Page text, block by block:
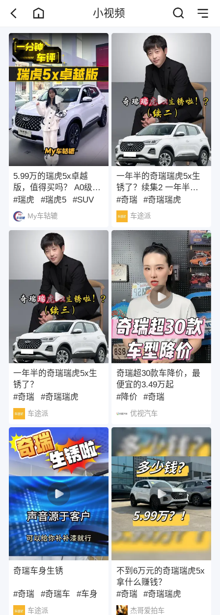
小视频
5.99万的瑞虎5x卓越
版，值得买吗？ A0级
SUV又添新成员，瑞虎
5x卓越版，限时售价
5.99万元。
#瑞虎 #瑞虎5 #SUV
My车轱辘
一年半的奇瑞瑞虎5x生
锈了？
#奇瑞
#奇瑞瑞虎
#奇瑞瑞虎5
车途派
奇瑞车身生锈
#奇瑞 #奇瑞车 #车身
车途派
一年半的奇瑞瑞虎5x生
锈了？续集2 一年半的
奇瑞瑞虎5x生锈了？
#奇瑞
#奇瑞瑞虎
#奇瑞瑞虎5
车途派
奇瑞超30款车降价，最
便宜的3.49万起
#降价
#奇瑞
优视汽车
不到6万元的奇瑞瑞虎5x
拿什么赚钱？
#奇瑞
#奇瑞瑞虎
#奇瑞瑞虎5
杰哥爱拍车